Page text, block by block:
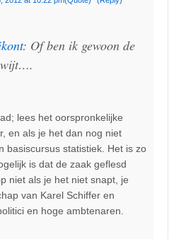
: Of ben ik gewoon de
lees het oorspronkelijke
en als je het dan nog niet
basiscursus statistiek. Het is zo
is dat de zaak geflesd
niet als je het niet snapt, je
van Karel Schiffer en
en hoge ambtenaren.